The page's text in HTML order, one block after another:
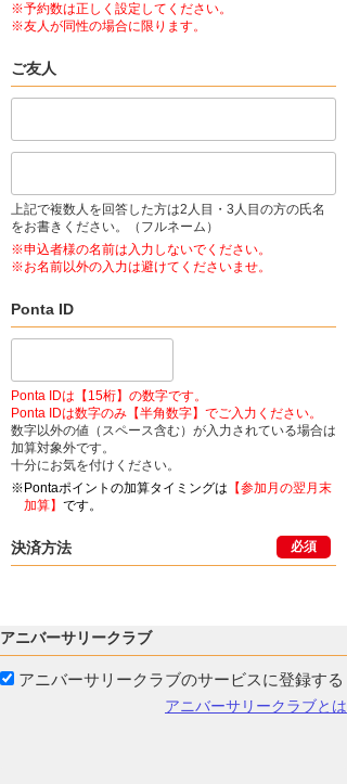
※予約数は正しく設定してください。
※友人が同性の場合に限ります。
ご友人
上記で複数人を回答した方は2人目・3人目の方の氏名
をお書きください。（フルネーム）
※申込者様の名前は入力しないでください。
※お名前以外の入力は避けてくださいませ。
Ponta ID
Ponta IDは【15桁】の数字です。
Ponta IDは数字のみ【半角数字】でご入力ください。
数字以外の値（スペース含む）が入力されている場合は
加算対象外です。
十分にお気を付けください。
※Pontaポイントの加算タイミングは 【参加月の翌月末
加算】 です。
決済方法 必須
アニバーサリークラブ
アニバーサリークラブのサービスに登録する
アニバーサリークラブとは